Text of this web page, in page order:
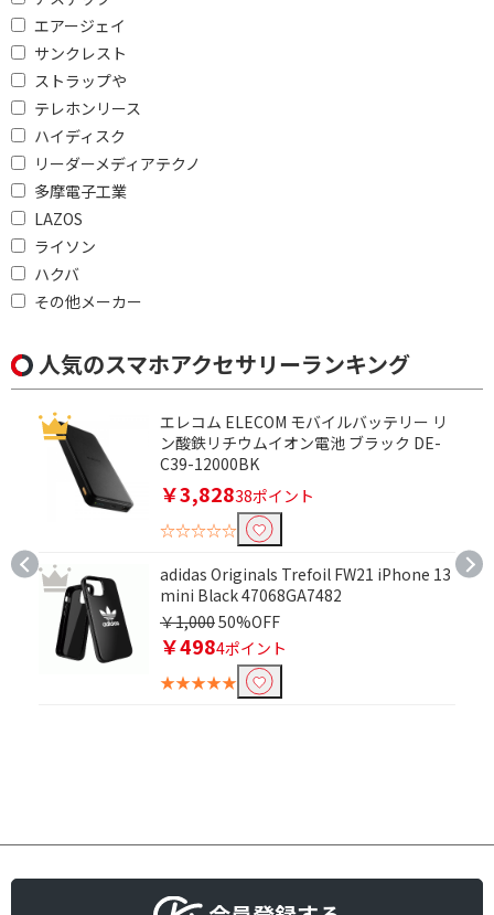
エアージェイ
サンクレスト
ストラップや
テレホンリース
ハイディスク
リーダーメディアテクノ
多摩電子工業
LAZOS
ライソン
ハクバ
その他メーカー
人気のスマホアクセサリーランキング
エレコム ELECOM モバイルバッテリー リ
ン酸鉄リチウムイオン電池 ブラック DE-
C39-12000BK
￥3,82838ポイント
☆☆☆☆☆
adidas Originals Trefoil FW21 iPhone 13
mini Black 47068GA7482
￥1,00050%OFF
￥4984ポイント
★★★★★